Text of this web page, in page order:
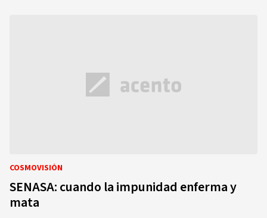
COSMOVISIÓN
SENASA: cuando la impunidad enferma y
mata